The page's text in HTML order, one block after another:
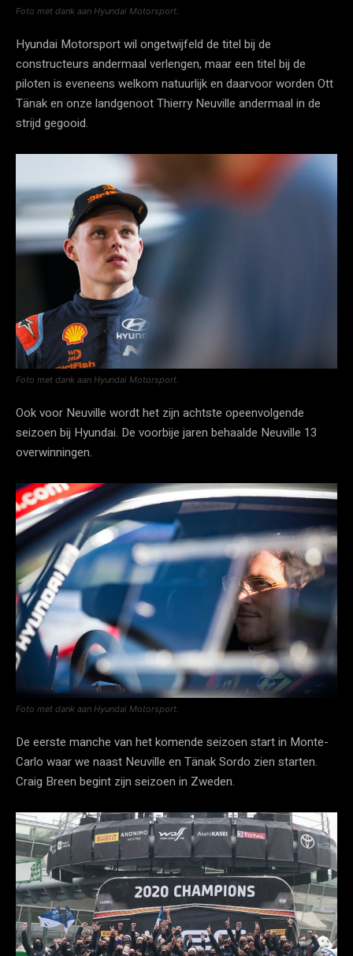
Foto met dank aan Hyundai Motorsport.
Hyundai Motorsport wil ongetwijfeld de titel bij de
constructeurs andermaal verlengen, maar een titel bij de
piloten is eveneens welkom natuurlijk en daarvoor worden Ott
Tänak en onze landgenoot Thierry Neuville andermaal in de
strijd gegooid.
Foto met dank aan Hyundai Motorsport.
Ook voor Neuville wordt het zijn achtste opeenvolgende
seizoen bij Hyundai. De voorbije jaren behaalde Neuville 13
overwinningen.
Foto met dank aan Hyundai Motorsport.
De eerste manche van het komende seizoen start in Monte-
Carlo waar we naast Neuville en Tänak Sordo zien starten.
Craig Breen begint zijn seizoen in Zweden.